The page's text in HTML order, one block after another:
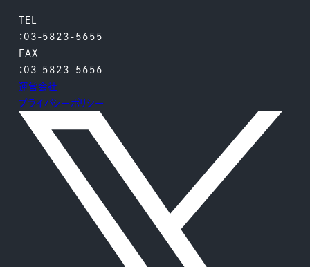
TEL
：03-5823-5655
FAX
：03-5823-5656
運営会社
プライバシーポリシー